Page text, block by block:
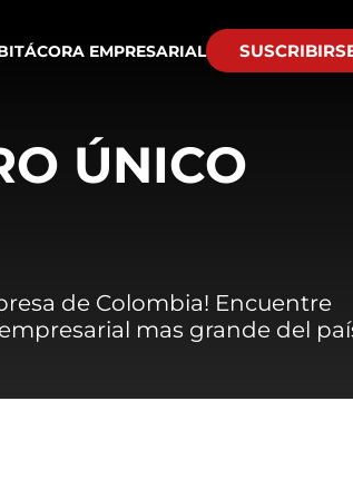
EMPRESARIAL
ÚNICO
de Colombia! Encuentre
mas grande del